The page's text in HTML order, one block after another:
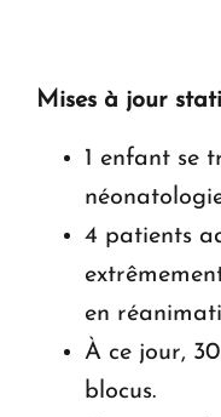
Mises à jour
1 enfant se
4 patients
en
À ce jour,
blocus.